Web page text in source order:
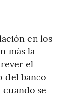
en los
más la
el
del banco
se